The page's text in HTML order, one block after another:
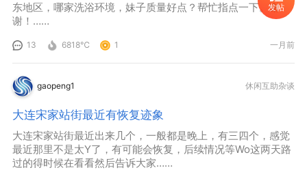
发帖
东地区，哪家洗浴环境，妹子质量好点？帮忙指点一下。谢
谢！……
13 6818℃ 1 一月前
gaopeng1 休闲互助杂谈
大连宋家站街最近有恢复迹象
大连宋家站街最近出来几个，一般都是晚上，有三四个，感觉
最近那里不是太Y了，有可能会恢复，后续情况等Wo这两天路
过的得时候在看看然后告诉大家……